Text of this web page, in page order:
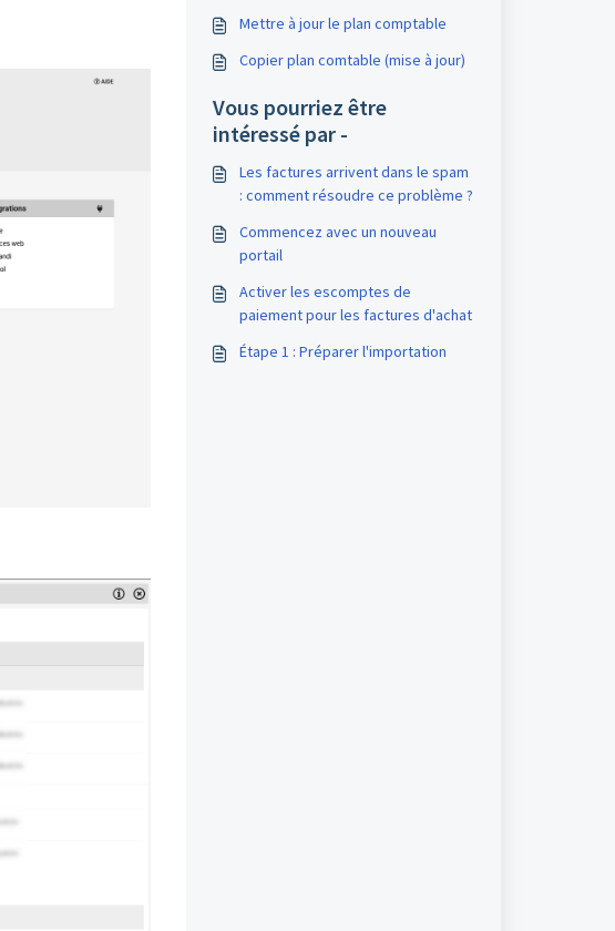
Mettre à jour le plan comptable
Copier plan comtable (mise à jour)
Vous pourriez être
intéressé par -
Les factures arrivent dans le spam
: comment résoudre ce problème ?
Commencez avec un nouveau
portail
Activer les escomptes de
paiement pour les factures d'achat
Étape 1 : Préparer l'importation